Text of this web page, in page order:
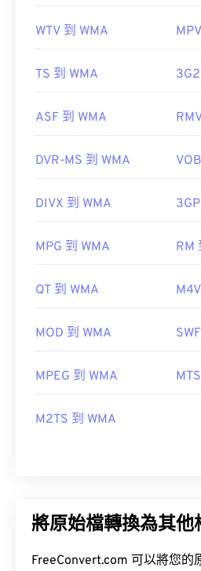
WTV 到 WMA
TS 到 WMA
ASF 到 WMA
DVR-MS 到 WMA
DIVX 到 WMA
MPG 到 WMA RM
QT 到 WMA
MOD 到 WMA
MPEG 到 WMA
M2TS 到 WMA
將原始檔轉換為其他
FreeConvert.com 可以將您的